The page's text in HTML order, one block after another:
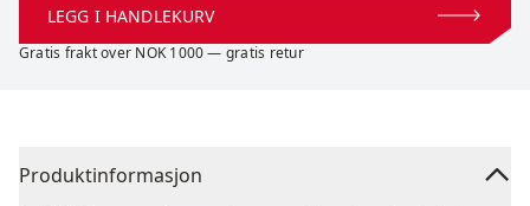
LEGG I HANDLEKURV
Gratis frakt over NOK 1000 — gratis retur
Produktinformasjon